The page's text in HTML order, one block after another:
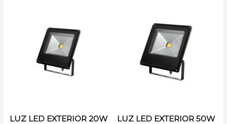
LUZ LED EXTERIOR 20W LUZ LED EXTERIOR 50W